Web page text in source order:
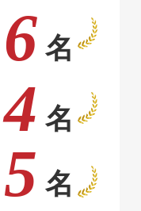
6 名
4 名
5 名